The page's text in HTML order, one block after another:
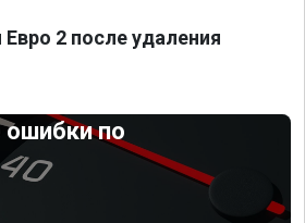
2 после удаления
ошибки по